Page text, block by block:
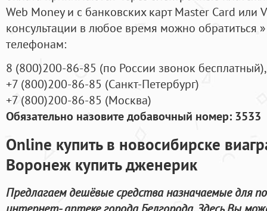
Web Money и с банковских карт Master Card или
консультации в любое время можно обратиться
телефонам:
8 (800)200-86-85 (по России звонок бесплатный),
+7 (800)200-86-85 (Санкт-Петербург)
+7 (800)200-86-85 (Москва)
Обязательно назовите добавочный номер: 3533
Online купить в новосибирске
Воронеж купить дженерик
Предлагаем дешёвые средства назначаемые для